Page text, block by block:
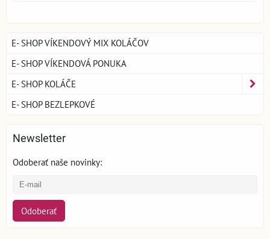
E- SHOP VÍKENDOVÝ MIX KOLÁČOV
E- SHOP VÍKENDOVÁ PONUKA
E- SHOP KOLÁČE
E- SHOP BEZLEPKOVÉ
Newsletter
Odoberať naše novinky:
Odoberať